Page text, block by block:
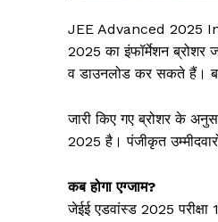
JEE Advanced 2025
2025 का इंफॉर्मेशन ब्रोशर
व डाउनलोड कर सकते हैं।
जारी किए गए ब्रोशर के
2025 है। पंजीकृत
कब होगा एग्जाम?
जेईई एडवांस्ड 2025